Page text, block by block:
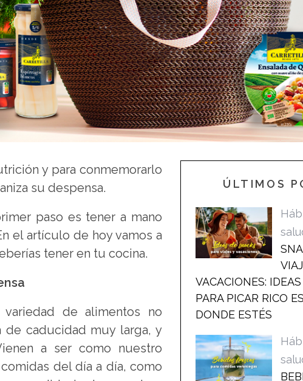
y para conmemorarlo
su despensa.
paso es tener a mano
el artículo de hoy vamos a
tener en tu cocina.
de alimentos no
caducidad muy larga, y
a ser como nuestro
del día a día, como
ÚLTIMOS
VACACIONES:
PARA PICAR RICO
DONDE ESTÉS